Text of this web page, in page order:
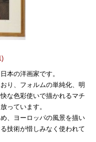
本の洋画家です。
り、フォルムの単純化、明
な色彩使いで描かれるマチ
っています。
、ヨーロッパの風景を描い
技術が惜しみなく使われて